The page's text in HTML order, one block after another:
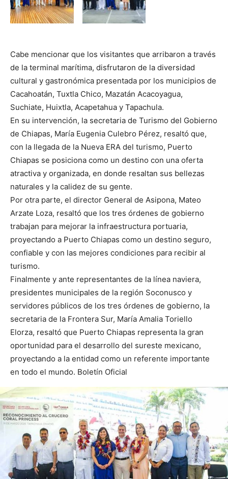
Cabe mencionar que los visitantes que arribaron a través
de la terminal marítima, disfrutaron de la diversidad
cultural y gastronómica presentada por los municipios de
Cacahoatán, Tuxtla Chico, Mazatán Acacoyagua,
Suchiate, Huixtla, Acapetahua y Tapachula.
En su intervención, la secretaria de Turismo del Gobierno
de Chiapas, María Eugenia Culebro Pérez, resaltó que,
con la llegada de la Nueva ERA del turismo, Puerto
Chiapas se posiciona como un destino con una oferta
atractiva y organizada, en donde resaltan sus bellezas
naturales y la calidez de su gente.
Por otra parte, el director General de Asipona, Mateo
Arzate Loza, resaltó que los tres órdenes de gobierno
trabajan para mejorar la infraestructura portuaria,
proyectando a Puerto Chiapas como un destino seguro,
confiable y con las mejores condiciones para recibir al
turismo.
Finalmente y ante representantes de la línea naviera,
presidentes municipales de la región Soconusco y
servidores públicos de los tres órdenes de gobierno, la
secretaria de la Frontera Sur, María Amalia Toriello
Elorza, resaltó que Puerto Chiapas representa la gran
oportunidad para el desarrollo del sureste mexicano,
proyectando a la entidad como un referente importante
en todo el mundo. Boletín Oficial